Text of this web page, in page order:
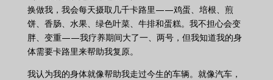
换做我，我会每天摄取几千卡路里——鸡蛋、培根、煎
饼、香肠、水果、绿色叶菜、牛排和蛋糕。我不担心会变
胖、变重——我疗养期间大了一、两号，但我知道我的身
体需要卡路里来帮助我复原。
我认为我的身体就像帮助我走过今生的车辆。就像汽车，